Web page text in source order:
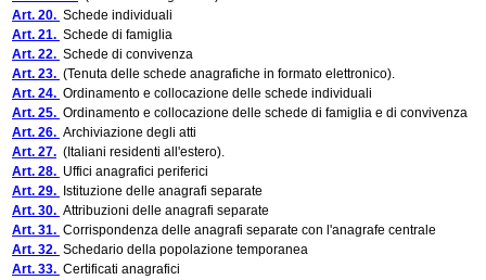
Art. 20. Schede individuali
Art. 21. Schede di famiglia
Art. 22. Schede di convivenza
Art. 23. (Tenuta delle schede anagrafiche in formato elettronico).
Art. 24. Ordinamento e collocazione delle schede individuali
Art. 25. Ordinamento e collocazione delle schede di famiglia e di convivenza
Art. 26. Archiviazione degli atti
Art. 27. (Italiani residenti all'estero).
Art. 28. Uffici anagrafici periferici
Art. 29.
Istituzione delle anagrafi separate
Art. 30. Attribuzioni delle anagrafi separate
Art. 31. Corrispondenza delle anagrafi separate con l'anagrafe centrale
Art. 32. Schedario della popolazione temporanea
Art. 33. Certificati anagrafici